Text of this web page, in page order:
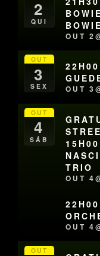
2
QUI
BOWIE
OUT
OUT
3
SEX OUT
OUT
4
SÁB
TRIO
OUT
OUT
OUT